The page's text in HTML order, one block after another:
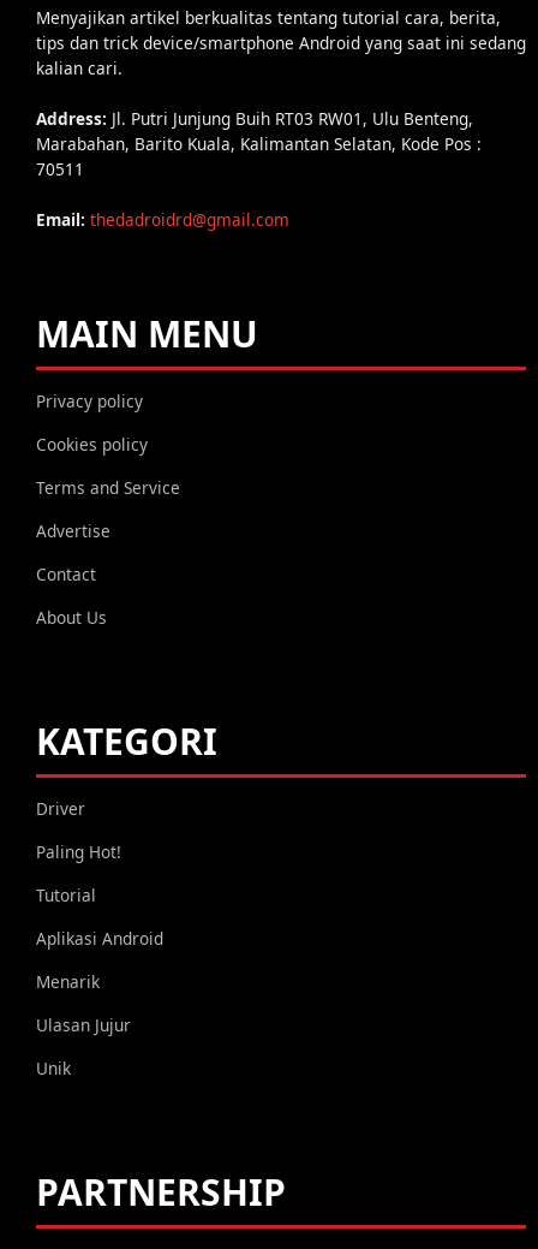
Menyajikan artikel berkualitas tentang tutorial cara, berita,
tips dan trick device/smartphone Android yang saat ini sedang
kalian cari.
Address: Jl. Putri Junjung Buih RT03 RW01, Ulu Benteng,
Marabahan, Barito Kuala, Kalimantan Selatan, Kode Pos :
70511
Email: thedadroidrd@gmail.com
MAIN MENU
Privacy policy
Cookies policy
Terms and Service
Advertise
Contact
About Us
KATEGORI
Driver
Paling Hot!
Tutorial
Aplikasi Android
Menarik
Ulasan Jujur
Unik
PARTNERSHIP